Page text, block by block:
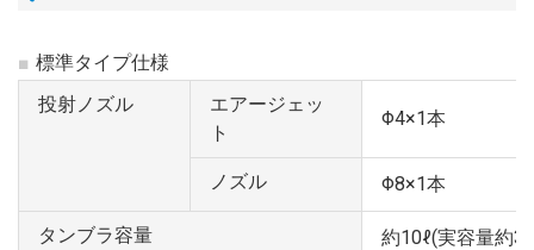
標準タイプ仕様
投射ノズル
エアージェッ
ト
Φ4×1本
ノズル Φ8×1本
タンブラ容量 約10ℓ(実容量約